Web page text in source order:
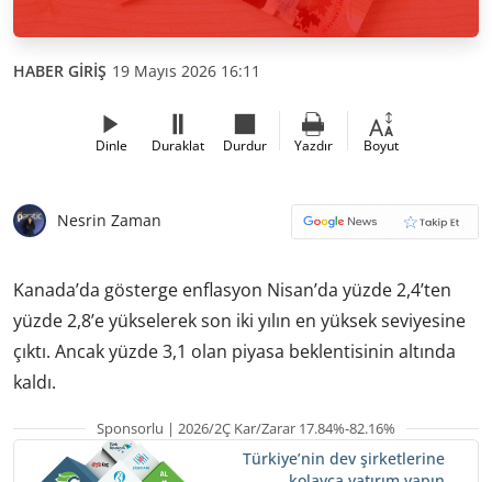
HABER GİRİŞ 19 Mayıs 2026 16:11
Dinle Duraklat Durdur Yazdır Boyut
Nesrin Zaman
Kanada’da gösterge enflasyon Nisan’da yüzde 2,4’ten
yüzde 2,8’e yükselerek son iki yılın en yüksek seviyesine
çıktı. Ancak yüzde 3,1 olan piyasa beklentisinin altında
kaldı.
Sponsorlu | 2026/2Ç Kar/Zarar 17.84%-82.16%
Türkiye’nin dev şirketlerine